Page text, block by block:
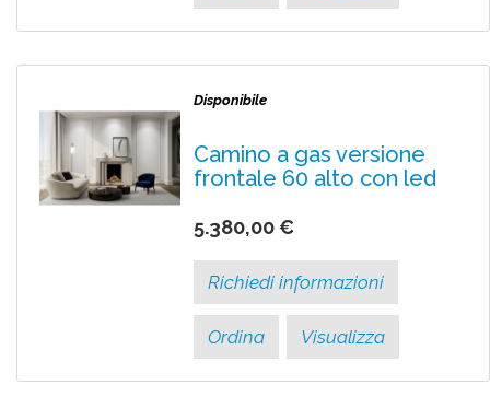
Disponibile
Camino a gas versione
frontale 60 alto con led
5.380,00 €
Richiedi informazioni
Ordina Visualizza